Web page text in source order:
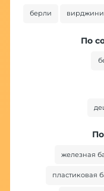
берли
По
железная
пластиковая